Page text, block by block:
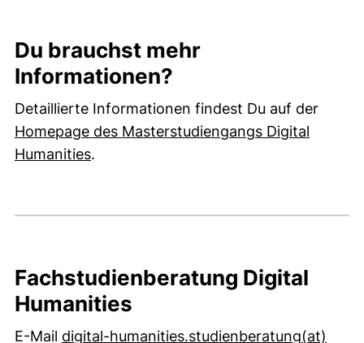
Du brauchst mehr
Informationen?
Detaillierte Informationen findest Du auf der
Homepage des Masterstudiengangs Digital
Humanities.
Fachstudienberatung Digital
Humanities
E-Mail digital-humanities.studienberatung​(at)​